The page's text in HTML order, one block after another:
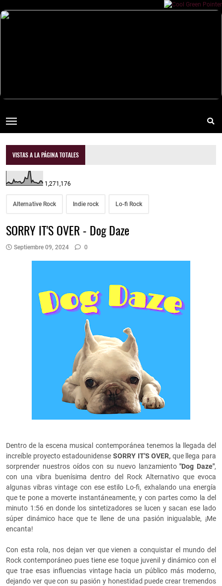
VISTAS A LA PÁGINA TOTALES
1,271,176
Alternative Rock Indie rock Lo-fi Rock
SORRY IT'S OVER - Dog Daze
Septiembre 09, 2024 0
Dentro de la escena musical contemporánea tenemos la llegada del
increíble proyecto estadounidense SORRY IT'S OVER, que llega para
sorprender nuestros oídos con su nuevo lanzamiento"Dog Daze",
con una vibra buenísima dentro del Rock Alternativo que evoca
algunas vibras vintage con ese estilo Lo-fi, exhalando una energía
que te pone a moverte instantáneamente, y con partes como la del
minuto 1:56 en donde los sintetizadores se lucen y sacan ese lado
súper dinámico hace que te llene de una pasión inigualable, ¡Me
encanta!
Con esta rola, nos dejan ver que vienen a conquistar el mundo del
Rock contemporáneo pues tiene ese toque juvenil y dinámico con el
que trae esas influencias vintage hacia un público más moderno,
dejando ver que con su pasión y honestidad puede crear tremendos